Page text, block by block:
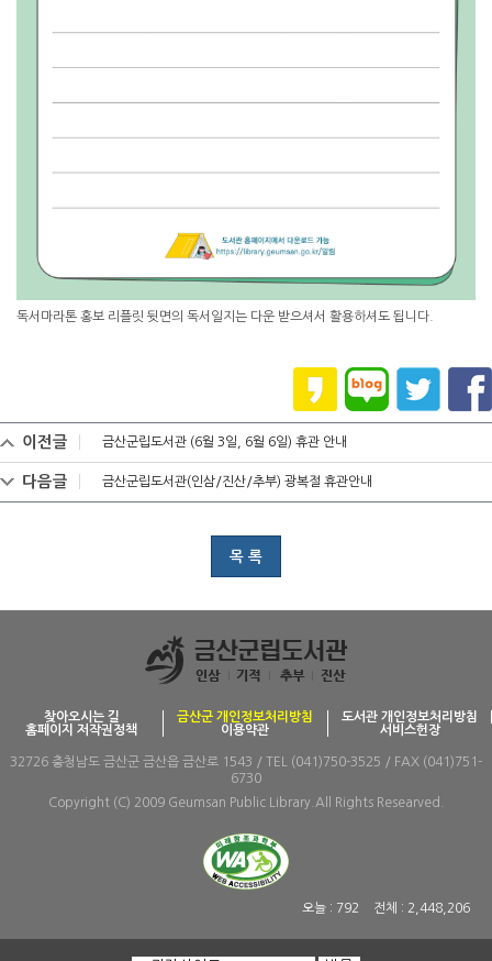
독서마라톤 홍보 리플릿 뒷면의 독서일지는 다운 받으셔서 활용하셔도 됩니다.
이전글 금산군립도서관 (6월 3일, 6월 6일) 휴관 안내
다음글 금산군립도서관(인삼/진산/추부) 광복절 휴관안내
목 록
찾아오시는 길 금산군 개인정보처리방침
도서관 개인정보처리방침
홈페이지 저작권정책
이용약관 서비스헌장
32726 충청남도 금산군 금산읍 금산로 1543 / TEL (041)750-3525 / FAX (041)751-
6730
Copyright (C) 2009 Geumsan Public Library.All Rights Researved.
오늘 : 792 전체 : 2,448,206